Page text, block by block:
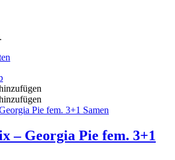
– Georgia Pie fem. 3+1